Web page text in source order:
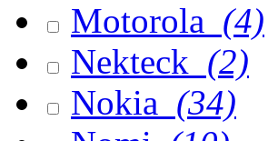
Motorola (4)
Nekteck (2)
Nokia (34)